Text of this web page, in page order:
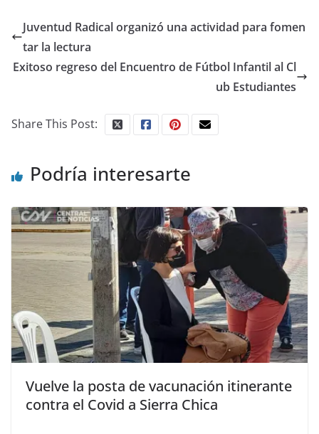
Juventud Radical organizó una actividad para fomen
tar la lectura
Exitoso regreso del Encuentro de Fútbol Infantil al Cl
ub Estudiantes
Share This Post:
Podría interesarte
Vuelve la posta de vacunación itinerante
contra el Covid a Sierra Chica